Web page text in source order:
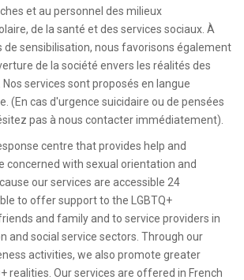
et au personnel des milieux
de la santé et des services sociaux. À
de sensibilisation, nous favorisons également
de la société envers les réalités des
Nos services sont proposés en langue
(En cas d'urgence suicidaire ou de pensées
pas à nous contacter immédiatement).
centre that provides help and
concerned with sexual orientation and
our services are accessible 24
to offer support to the LGBTQ+
and family and to service providers in
and social service sectors. Through our
activities, we also promote greater
realities. Our services are offered in French